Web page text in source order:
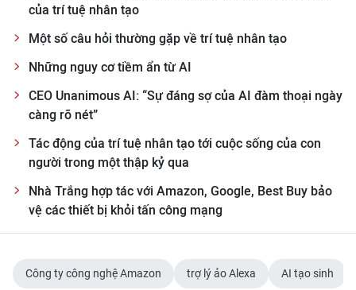
VỀ BÁO NHÂN DÂN
NHÂN DÂN CUỐI TUẦN
MUA BÁO
ĐỌC BÁO IN
của trí tuệ nhân tạo
Một số câu hỏi thường gặp về trí tuệ nhân tạo
Những nguy cơ tiềm ẩn từ AI
CEO Unanimous AI: “Sự đáng sợ của AI đàm thoại ngày
càng rõ nét”
Tác động của trí tuệ nhân tạo tới cuộc sống của con
người trong một thập kỷ qua
Nhà Trắng hợp tác với Amazon, Google, Best Buy bảo
vệ các thiết bị khỏi tấn công mạng
Công ty công nghệ Amazon trợ lý ảo Alexa AI tạo sinh